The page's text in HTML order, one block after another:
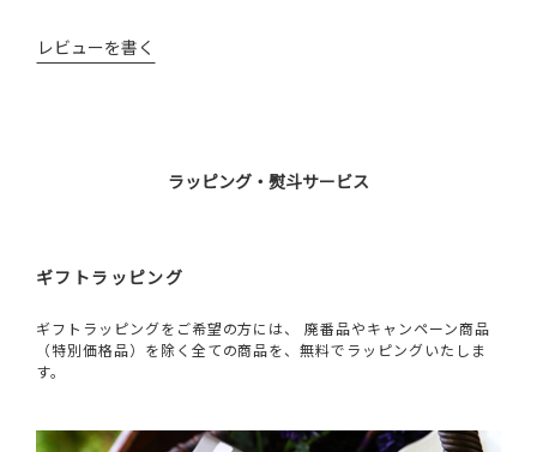
レビューを書く
ラッピング・熨斗サービス
ギフトラッピング
ギフトラッピングをご希望の方には、 廃番品やキャンペーン商品
（特別価格品）を除く全ての商品を、無料でラッピングいたしま
す。